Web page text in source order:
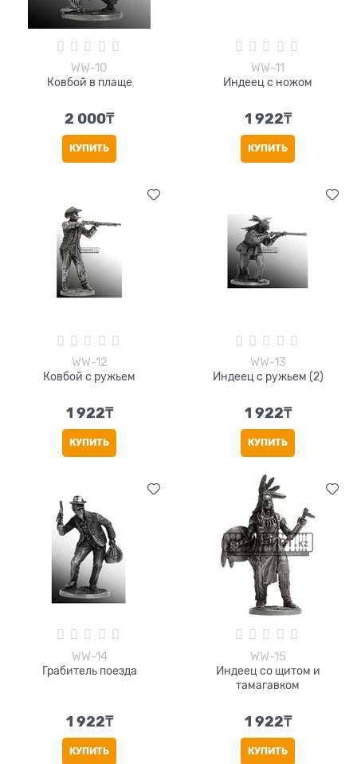
WW-10
Ковбой в плаще
2 000₸
КУПИТЬ
WW-11
Индеец с ножом
1 922₸
КУПИТЬ
WW-12
Ковбой с ружьем
1 922₸
КУПИТЬ
WW-13
Индеец с ружьем (2)
1 922₸
КУПИТЬ
WW-14
Грабитель поезда
1 922₸
КУПИТЬ
WW-15
Индеец со щитом и
тамагавком
1 922₸
КУПИТЬ